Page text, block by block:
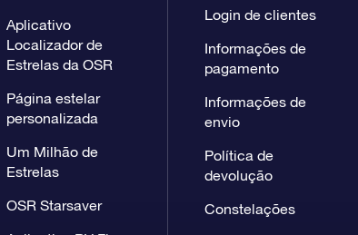
Aplicativo
Localizador de
Estrelas da OSR
Página estelar
personalizada
Um Milhão de
Estrelas
OSR Starsaver
Login de clientes
Informações de
pagamento
Informações de
envio
Política de
devolução
Constelações